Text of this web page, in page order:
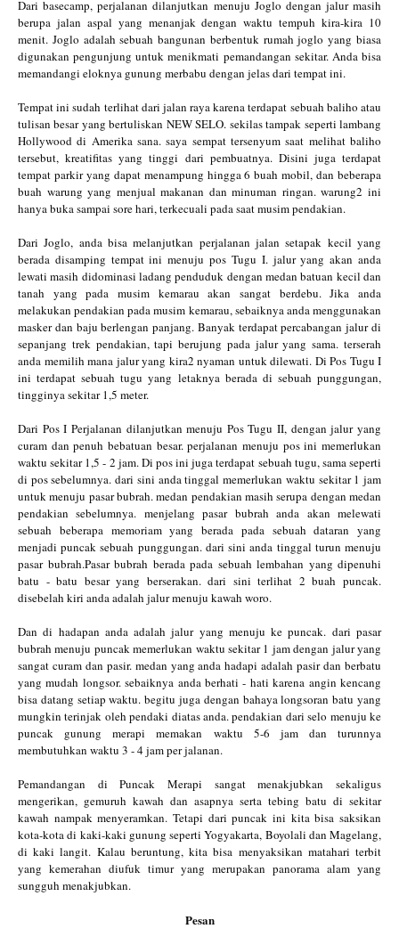
Dari basecamp, perjalanan dilanjutkan menuju Joglo dengan jalur masih
berupa jalan aspal yang menanjak dengan waktu tempuh kira-kira 10
menit. Joglo adalah sebuah bangunan berbentuk rumah joglo yang biasa
digunakan pengunjung untuk menikmati pemandangan sekitar. Anda bisa
memandangi eloknya gunung merbabu dengan jelas dari tempat ini.
Tempat ini sudah terlihat dari jalan raya karena terdapat sebuah baliho atau
tulisan besar yang bertuliskan NEW SELO. sekilas tampak seperti lambang
Hollywood di Amerika sana. saya sempat tersenyum saat melihat baliho
tersebut, kreatifitas yang tinggi dari pembuatnya. Disini juga terdapat
tempat parkir yang dapat menampung hingga 6 buah mobil, dan beberapa
buah warung yang menjual makanan dan minuman ringan. warung2 ini
hanya buka sampai sore hari, terkecuali pada saat musim pendakian.
Dari Joglo, anda bisa melanjutkan perjalanan jalan setapak kecil yang
berada disamping tempat ini menuju pos Tugu I. jalur yang akan anda
lewati masih didominasi ladang penduduk dengan medan batuan kecil dan
tanah yang pada musim kemarau akan sangat berdebu. Jika anda
melakukan pendakian pada musim kemarau, sebaiknya anda menggunakan
masker dan baju berlengan panjang. Banyak terdapat percabangan jalur di
sepanjang trek pendakian, tapi berujung pada jalur yang sama. terserah
anda memilih mana jalur yang kira2 nyaman untuk dilewati. Di Pos Tugu I
ini terdapat sebuah tugu yang letaknya berada di sebuah punggungan,
tingginya sekitar 1,5 meter.
Dari Pos I Perjalanan dilanjutkan menuju Pos Tugu II, dengan jalur yang
curam dan penuh bebatuan besar. perjalanan menuju pos ini memerlukan
waktu sekitar 1,5 - 2 jam. Di pos ini juga terdapat sebuah tugu, sama seperti
di pos sebelumnya. dari sini anda tinggal memerlukan waktu sekitar 1 jam
untuk menuju pasar bubrah. medan pendakian masih serupa dengan medan
pendakian sebelumnya. menjelang pasar bubrah anda akan melewati
sebuah beberapa memoriam yang berada pada sebuah dataran yang
menjadi puncak sebuah punggungan. dari sini anda tinggal turun menuju
pasar bubrah.Pasar bubrah berada pada sebuah lembahan yang dipenuhi
batu - batu besar yang berserakan. dari sini terlihat 2 buah puncak.
disebelah kiri anda adalah jalur menuju kawah woro.
Dan di hadapan anda adalah jalur yang menuju ke puncak. dari pasar
bubrah menuju puncak memerlukan waktu sekitar 1 jam dengan jalur yang
sangat curam dan pasir. medan yang anda hadapi adalah pasir dan berbatu
yang mudah longsor. sebaiknya anda berhati - hati karena angin kencang
bisa datang setiap waktu. begitu juga dengan bahaya longsoran batu yang
mungkin terinjak oleh pendaki diatas anda. pendakian dari selo menuju ke
puncak gunung merapi memakan waktu 5-6 jam dan turunnya
membutuhkan waktu 3 - 4 jam per jalanan.
Pemandangan di Puncak Merapi sangat menakjubkan sekaligus
mengerikan, gemuruh kawah dan asapnya serta tebing batu di sekitar
kawah nampak menyeramkan. Tetapi dari puncak ini kita bisa saksikan
kota-kota di kaki-kaki gunung seperti Yogyakarta, Boyolali dan Magelang,
di kaki langit. Kalau beruntung, kita bisa menyaksikan matahari terbit
yang kemerahan diufuk timur yang merupakan panorama alam yang
sungguh menakjubkan.
Pesan